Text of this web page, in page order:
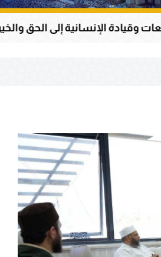
إلى الحق والخير أم